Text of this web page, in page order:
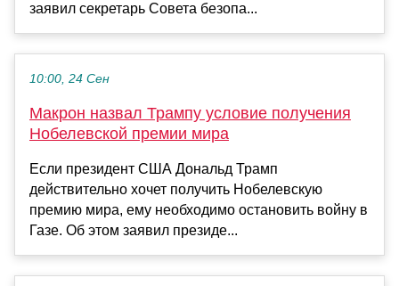
заявил секретарь Совета безопа...
10:00, 24 Сен
Макрон назвал Трампу условие получения
Нобелевской премии мира
Если президент США Дональд Трамп
действительно хочет получить Нобелевскую
премию мира, ему необходимо остановить войну в
Газе. Об этом заявил президе...